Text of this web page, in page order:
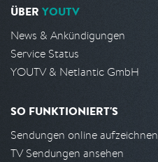
ÜBER YOUTV
News & Ankündigungen
Service Status
YOUTV & Netlantic GmbH
SO FUNKTIONIERT'S
Sendungen online aufzeichnen
TV Sendungen ansehen